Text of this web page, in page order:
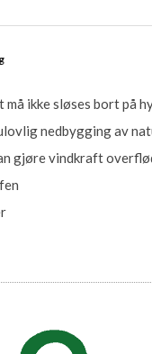
ikke sløses bort på
nedbygging av
gjøre vindkraft